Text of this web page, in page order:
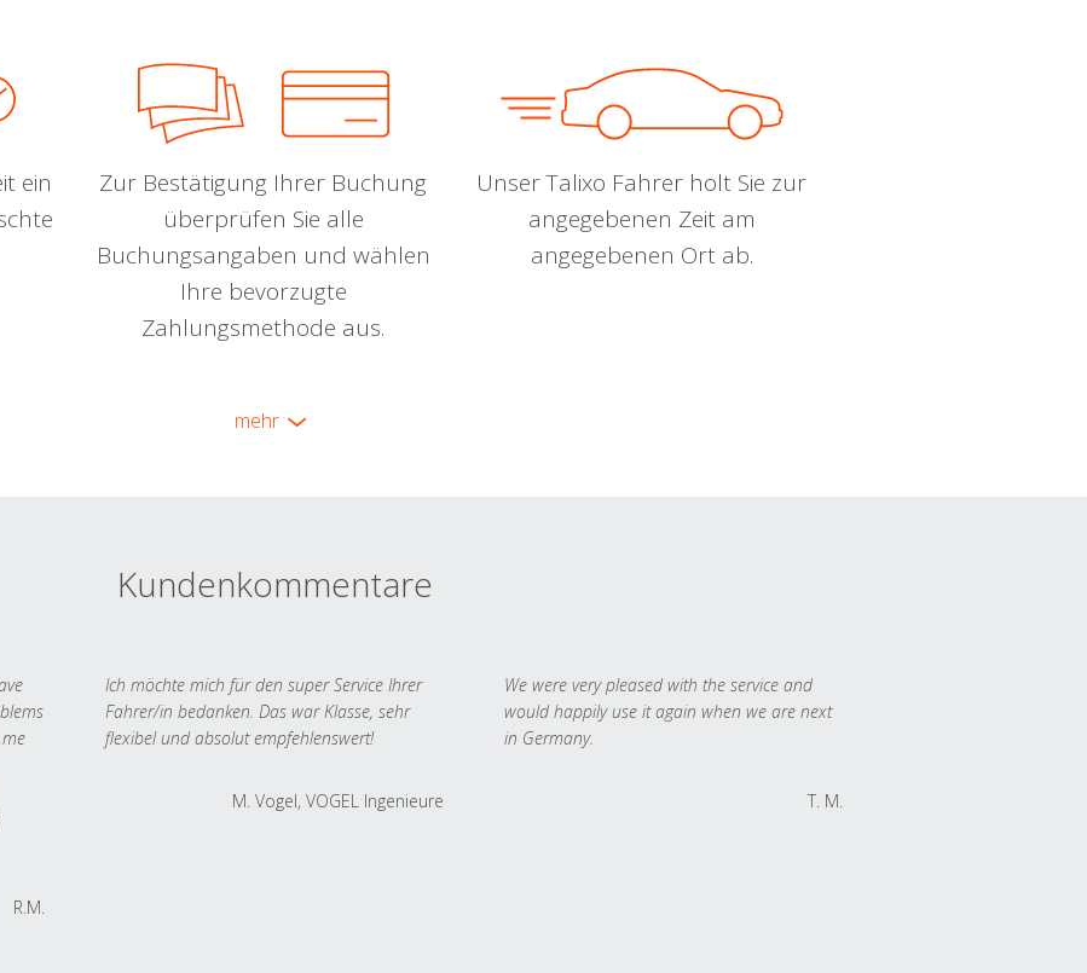
ein
Zur Bestätigung Ihrer Buchung
überprüfen Sie alle
Buchungsangaben und wählen
Ihre bevorzugte
Zahlungsmethode aus.
Unser Talixo Fahrer holt Sie zur
angegebenen Zeit am
angegebenen Ort ab.
mehr
Kundenkommentare
R.M.
Ich möchte mich für den super Service Ihrer
Fahrer/in bedanken. Das war Klasse, sehr
flexibel und absolut empfehlenswert!
M. Vogel, VOGEL Ingenieure
We were very pleased with the service and
would happily use it again when we are next
in Germany.
T. M.